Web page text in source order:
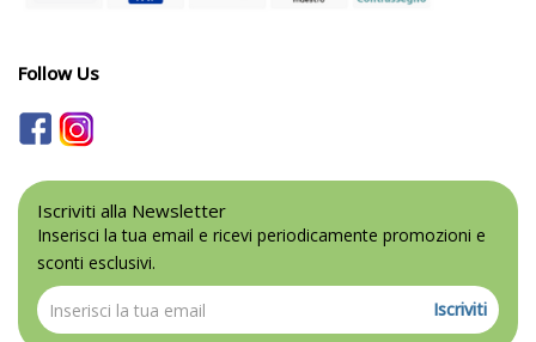
Follow Us
Iscriviti alla Newsletter
Inserisci la tua email e ricevi periodicamente promozioni e
sconti esclusivi.
Iscriviti